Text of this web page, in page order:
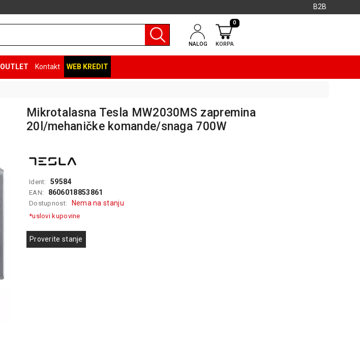
B2B
NALOG KORPA
0
OUTLET Kontakt WEB KREDIT
Mikrotalasna Tesla MW2030MS zapremina
20l/mehaničke komande/snaga 700W
Ident: 59584
EAN: 8606018853861
Dostupnost: Nema na stanju
*uslovi kupovine
Proverite stanje